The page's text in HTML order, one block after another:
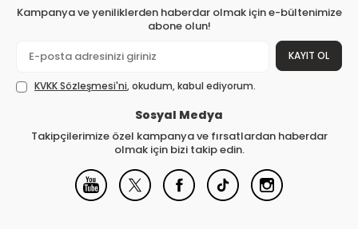
Kampanya ve yeniliklerden haberdar olmak için e-bültenimize
abone olun!
KAYIT OL
KVKK Sözleşmesi'ni, okudum, kabul ediyorum.
Sosyal Medya
Takipçilerimize özel kampanya ve fırsatlardan haberdar
olmak için bizi takip edin.